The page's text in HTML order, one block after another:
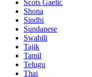
Scots Gaelic
Shona
Sindhi
Sundanese
Swahili
Tajik
Tamil
Telugu
Thai